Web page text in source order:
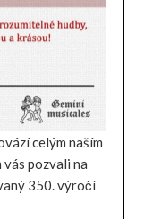
celým naším
pozvali na
350. výročí